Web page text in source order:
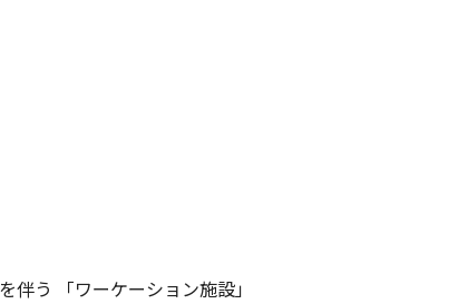
う 「ワーケーション施設」